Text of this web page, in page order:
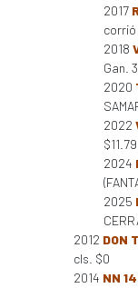
2017
corrió
2018
Gan.
2020
2022
2024
2025
2012 DON
cls. $0
2014 NN